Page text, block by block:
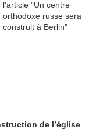
de l’église